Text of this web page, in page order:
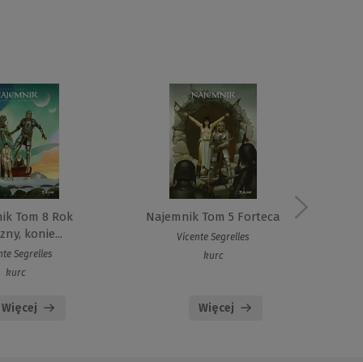
Tom 8 Rok
konie...
Segrelles
kurc
Więcej
Najemnik Tom 5 Forteca
Vicente Segrelles
kurc
Więcej